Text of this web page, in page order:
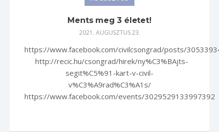
Ments meg 3 életet!
2021. AUGUSZTUS 23.
https://www.facebook.com/civilcsongrad/posts/
http://recic.hu/csongrad/hirek/ny%C3%BAjts-
segit%C5%91-kart-v-civil-
v%C3%A9rad%C3%A1s/
https://www.facebook.com/events/3029529133997392